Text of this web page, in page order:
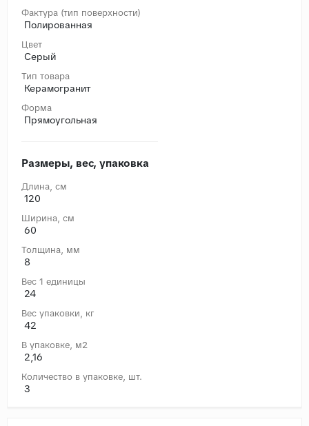
Фактура (тип поверхности)
Полированная
Цвет
Серый
Тип товара
Керамогранит
Форма
Прямоугольная
Размеры, вес, упаковка
Длина, cм
120
Ширина, cм
60
Толщина, мм
8
Вес 1 единицы
24
Вес упаковки, кг
42
В упаковке, м2
2,16
Количество в упаковке, шт.
3